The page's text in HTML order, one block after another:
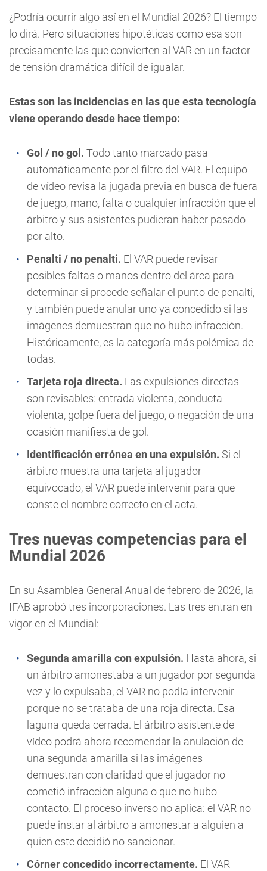
¿Podría ocurrir algo así en el Mundial 2026? El tiempo
lo dirá. Pero situaciones hipotéticas como esa son
precisamente las que convierten al VAR en un factor
de tensión dramática difícil de igualar.
Estas son las incidencias en las que esta tecnología
viene operando desde hace tiempo:
Gol / no gol. Todo tanto marcado pasa
automáticamente por el filtro del VAR. El equipo
de vídeo revisa la jugada previa en busca de fuera
de juego, mano, falta o cualquier infracción que el
árbitro y sus asistentes pudieran haber pasado
por alto.
Penalti / no penalti. El VAR puede revisar
posibles faltas o manos dentro del área para
determinar si procede señalar el punto de penalti,
y también puede anular uno ya concedido si las
imágenes demuestran que no hubo infracción.
Históricamente, es la categoría más polémica de
todas.
Tarjeta roja directa. Las expulsiones directas
son revisables: entrada violenta, conducta
violenta, golpe fuera del juego, o negación de una
ocasión manifiesta de gol.
Identificación errónea en una expulsión. Si el
árbitro muestra una tarjeta al jugador
equivocado, el VAR puede intervenir para que
conste el nombre correcto en el acta.
Tres nuevas competencias para el
Mundial 2026
En su Asamblea General Anual de febrero de 2026, la
IFAB aprobó tres incorporaciones. Las tres entran en
vigor en el Mundial:
Segunda amarilla con expulsión. Hasta ahora, si
un árbitro amonestaba a un jugador por segunda
vez y lo expulsaba, el VAR no podía intervenir
porque no se trataba de una roja directa. Esa
laguna queda cerrada. El árbitro asistente de
vídeo podrá ahora recomendar la anulación de
una segunda amarilla si las imágenes
demuestran con claridad que el jugador no
cometió infracción alguna o que no hubo
contacto. El proceso inverso no aplica: el VAR no
puede instar al árbitro a amonestar a alguien a
quien este decidió no sancionar.
Córner concedido incorrectamente. El VAR